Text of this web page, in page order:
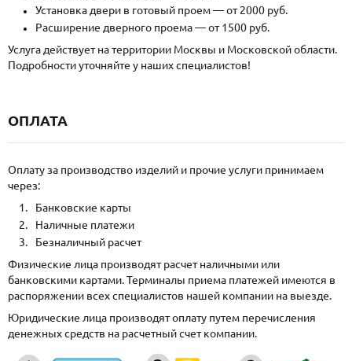
Установка двери в готовый проем — от 2000 руб.
Расширение дверного проема — от 1500 руб.
Услуга действует на территории Москвы и Московской области.
Подробности уточняйте у наших специалистов!
ОПЛАТА
Оплату за производство изделий и прочие услуги принимаем
через:
Банковские карты
Наличные платежи
Безналичный расчет
Физические лица производят расчет наличными или
банковскими картами. Терминалы приема платежей имеются в
распоряжении всех специалистов нашей компании на выезде.
Юридические лица производят оплату путем перечисления
денежных средств на расчетный счет компании.